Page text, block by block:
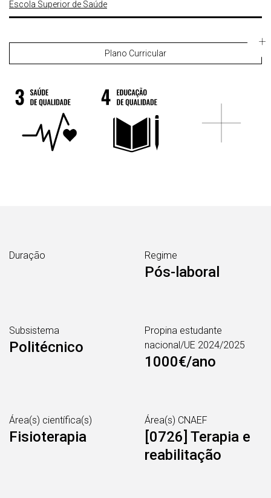
Escola Superior de Saúde
Plano Curricular
Duração Regime
Pós-laboral
Subsistema
Politécnico
Propina estudante
nacional/UE 2024/2025
1000€/ano
Área(s) científica(s)
Fisioterapia
Área(s) CNAEF
[0726] Terapia e
reabilitação